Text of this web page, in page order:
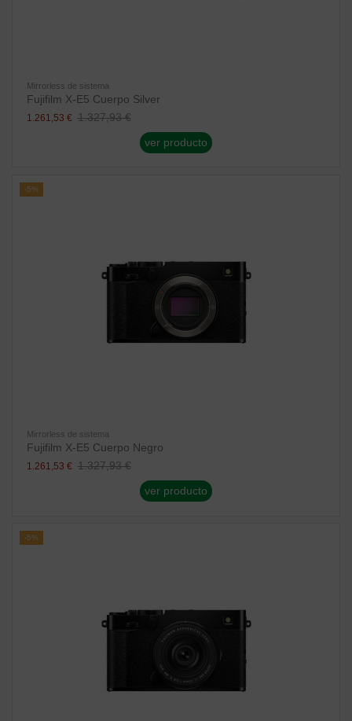
Mirrorless de sistema
Fujifilm X-E5 Cuerpo Silver
1.261,53 € 1.327,93 €
ver producto
-5%
Mirrorless de sistema
Fujifilm X-E5 Cuerpo Negro
1.261,53 € 1.327,93 €
ver producto
-5%